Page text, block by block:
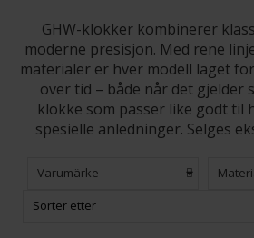
GHW-klokker kombinerer
moderne presisjon. Med rene
materialer er hver modell laget
over tid – både når det gjelder
klokke som passer like godt til
spesielle anledninger. Selges
Varumärke
Sorter etter